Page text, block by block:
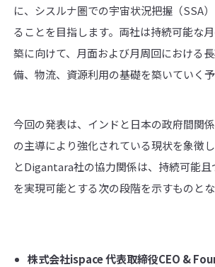
に、シスルナ圏での宇宙状況把握（SSA
ることを目指します。両社は持続可能な
築に向けて、月面および月周回における
備、物流、資源利用の基礎を築いていく予
今回の発表は、インドと日本の政府間関
の主導により強化されている現状を象徴
とDigantara社の協力関係は、持続可能且
を実現可能とする次の段階を示すものとな
株式会社ispace代表取締役CEO &